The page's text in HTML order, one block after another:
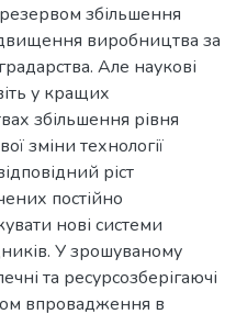
збільшення
виробництва за
Але наукові
у кращих
збільшення рівня
зміни технології
ріст
постійно
нові системи
У зрошуваному
та ресурсозберігаючі
впровадження в